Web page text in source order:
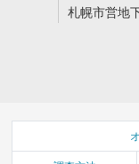
札幌市営地